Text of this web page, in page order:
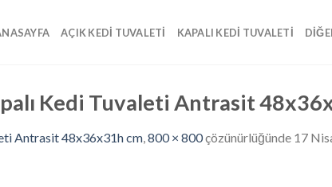
AÇIK KEDI TUVALETI KAPALI KEDI TUVALETI
Kedi Tuvaleti Antrasit
Antrasit 48x36x31h cm 800 × 800çözünürlüğünde 17